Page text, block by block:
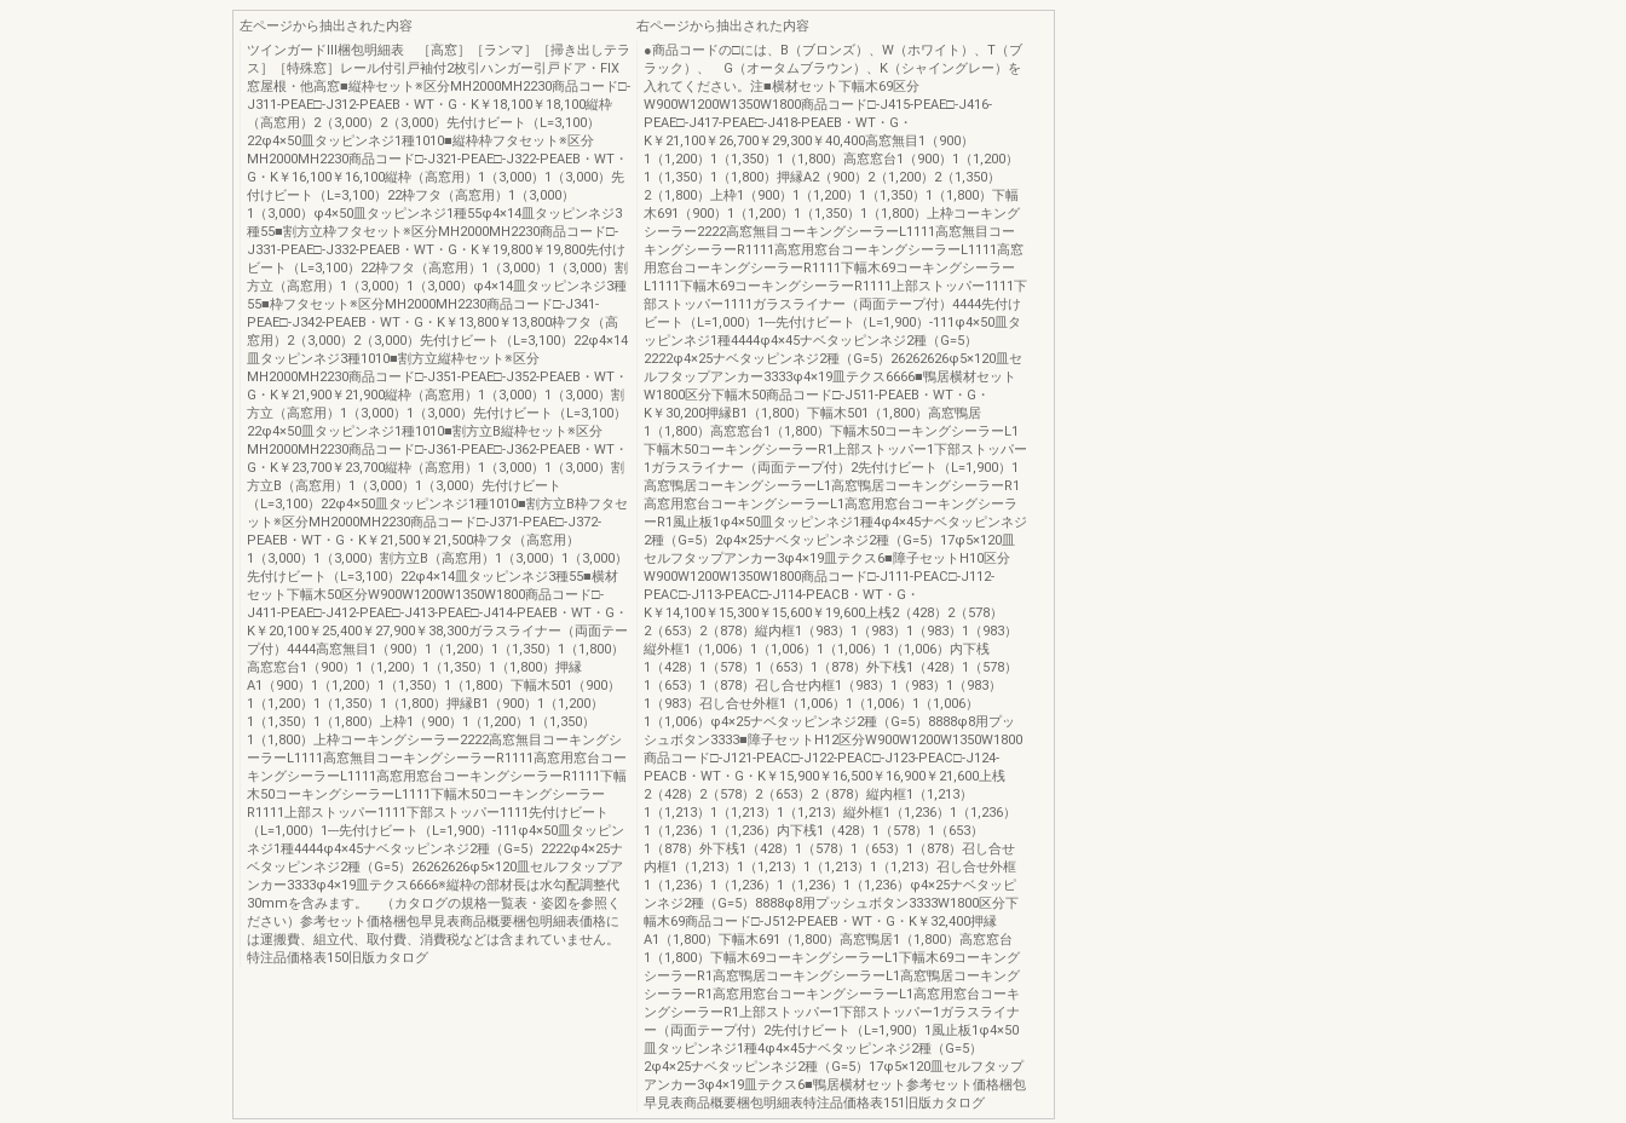
左ページから抽出された内容
ツインガードⅢ梱包明細表 ［高窓］［ランマ］［掃き出しテラ
ス］［特殊窓］レール付引戸袖付2枚引ハンガー引戸ドア・FIX
窓屋根・他高窓■縦枠セット※区分MH2000MH2230商品コード□-
J311-PEAE□-J312-PEAEB・WT・G・K￥18,100￥18,100縦枠
（高窓用）2（3,000）2（3,000）先付けビート（L=3,100）
22φ4×50皿タッピンネジ1種1010■縦枠枠フタセット※区分
MH2000MH2230商品コード□-J321-PEAE□-J322-PEAEB・WT・
G・K￥16,100￥16,100縦枠（高窓用）1（3,000）1（3,000）先
付けビート（L=3,100）22枠フタ（高窓用）1（3,000）
1（3,000）φ4×50皿タッピンネジ1種55φ4×14皿タッピンネジ3
種55■割方立枠フタセット※区分MH2000MH2230商品コード□-
J331-PEAE□-J332-PEAEB・WT・G・K￥19,800￥19,800先付け
ビート（L=3,100）22枠フタ（高窓用）1（3,000）1（3,000）割
方立（高窓用）1（3,000）1（3,000）φ4×14皿タッピンネジ3種
55■枠フタセット※区分MH2000MH2230商品コード□-J341-
PEAE□-J342-PEAEB・WT・G・K￥13,800￥13,800枠フタ（高
窓用）2（3,000）2（3,000）先付けビート（L=3,100）22φ4×14
皿タッピンネジ3種1010■割方立縦枠セット※区分
MH2000MH2230商品コード□-J351-PEAE□-J352-PEAEB・WT・
G・K￥21,900￥21,900縦枠（高窓用）1（3,000）1（3,000）割
方立（高窓用）1（3,000）1（3,000）先付けビート（L=3,100）
22φ4×50皿タッピンネジ1種1010■割方立B縦枠セット※区分
MH2000MH2230商品コード□-J361-PEAE□-J362-PEAEB・WT・
G・K￥23,700￥23,700縦枠（高窓用）1（3,000）1（3,000）割
方立B（高窓用）1（3,000）1（3,000）先付けビート
（L=3,100）22φ4×50皿タッピンネジ1種1010■割方立B枠フタセ
ット※区分MH2000MH2230商品コード□-J371-PEAE□-J372-
PEAEB・WT・G・K￥21,500￥21,500枠フタ（高窓用）
1（3,000）1（3,000）割方立B（高窓用）1（3,000）1（3,000）
先付けビート（L=3,100）22φ4×14皿タッピンネジ3種55■横材
セット下幅木50区分W900W1200W1350W1800商品コード□-
J411-PEAE□-J412-PEAE□-J413-PEAE□-J414-PEAEB・WT・G・
K￥20,100￥25,400￥27,900￥38,300ガラスライナー（両面テー
プ付）4444高窓無目1（900）1（1,200）1（1,350）1（1,800）
高窓窓台1（900）1（1,200）1（1,350）1（1,800）押縁
A1（900）1（1,200）1（1,350）1（1,800）下幅木501（900）
1（1,200）1（1,350）1（1,800）押縁B1（900）1（1,200）
1（1,350）1（1,800）上枠1（900）1（1,200）1（1,350）
1（1,800）上枠コーキングシーラー2222高窓無目コーキングシ
ーラーL1111高窓無目コーキングシーラーR1111高窓用窓台コー
キングシーラーL1111高窓用窓台コーキングシーラーR1111下幅
木50コーキングシーラーL1111下幅木50コーキングシーラー
R1111上部ストッパー1111下部ストッパー1111先付けビート
（L=1,000）1---先付けビート（L=1,900）-111φ4×50皿タッピン
ネジ1種4444φ4×45ナベタッピンネジ2種（G=5）2222φ4×25ナ
ベタッピンネジ2種（G=5）26262626φ5×120皿セルフタップア
ンカー3333φ4×19皿テクス6666※縦枠の部材長は水勾配調整代
30mmを含みます。 （カタログの規格一覧表・姿図を参照く
ださい）参考セット価格梱包早見表商品概要梱包明細表価格に
は運搬費、組立代、取付費、消費税などは含まれていません。
特注品価格表150旧版カタログ
右ページから抽出された内容
●商品コードの□には、B（ブロンズ）、W（ホワイト）、T（ブ
ラック）、 G（オータムブラウン）、K（シャイングレー）を
入れてください。注■横材セット下幅木69区分
W900W1200W1350W1800商品コード□-J415-PEAE□-J416-
PEAE□-J417-PEAE□-J418-PEAEB・WT・G・
K￥21,100￥26,700￥29,300￥40,400高窓無目1（900）
1（1,200）1（1,350）1（1,800）高窓窓台1（900）1（1,200）
1（1,350）1（1,800）押縁A2（900）2（1,200）2（1,350）
2（1,800）上枠1（900）1（1,200）1（1,350）1（1,800）下幅
木691（900）1（1,200）1（1,350）1（1,800）上枠コーキング
シーラー2222高窓無目コーキングシーラーL1111高窓無目コー
キングシーラーR1111高窓用窓台コーキングシーラーL1111高窓
用窓台コーキングシーラーR1111下幅木69コーキングシーラー
L1111下幅木69コーキングシーラーR1111上部ストッパー1111下
部ストッパー1111ガラスライナー（両面テープ付）4444先付け
ビート（L=1,000）1---先付けビート（L=1,900）-111φ4×50皿タ
ッピンネジ1種4444φ4×45ナベタッピンネジ2種（G=5）
2222φ4×25ナベタッピンネジ2種（G=5）26262626φ5×120皿セ
ルフタップアンカー3333φ4×19皿テクス6666■鴨居横材セット
W1800区分下幅木50商品コード□-J511-PEAEB・WT・G・
K￥30,200押縁B1（1,800）下幅木501（1,800）高窓鴨居
1（1,800）高窓窓台1（1,800）下幅木50コーキングシーラーL1
下幅木50コーキングシーラーR1上部ストッパー1下部ストッパー
1ガラスライナー（両面テープ付）2先付けビート（L=1,900）1
高窓鴨居コーキングシーラーL1高窓鴨居コーキングシーラーR1
高窓用窓台コーキングシーラーL1高窓用窓台コーキングシーラ
ーR1風止板1φ4×50皿タッピンネジ1種4φ4×45ナベタッピンネジ
2種（G=5）2φ4×25ナベタッピンネジ2種（G=5）17φ5×120皿
セルフタップアンカー3φ4×19皿テクス6■障子セットH10区分
W900W1200W1350W1800商品コード□-J111-PEAC□-J112-
PEAC□-J113-PEAC□-J114-PEACB・WT・G・
K￥14,100￥15,300￥15,600￥19,600上桟2（428）2（578）
2（653）2（878）縦内框1（983）1（983）1（983）1（983）
縦外框1（1,006）1（1,006）1（1,006）1（1,006）内下桟
1（428）1（578）1（653）1（878）外下桟1（428）1（578）
1（653）1（878）召し合せ内框1（983）1（983）1（983）
1（983）召し合せ外框1（1,006）1（1,006）1（1,006）
1（1,006）φ4×25ナベタッピンネジ2種（G=5）8888φ8用プッ
シュボタン3333■障子セットH12区分W900W1200W1350W1800
商品コード□-J121-PEAC□-J122-PEAC□-J123-PEAC□-J124-
PEACB・WT・G・K￥15,900￥16,500￥16,900￥21,600上桟
2（428）2（578）2（653）2（878）縦内框1（1,213）
1（1,213）1（1,213）1（1,213）縦外框1（1,236）1（1,236）
1（1,236）1（1,236）内下桟1（428）1（578）1（653）
1（878）外下桟1（428）1（578）1（653）1（878）召し合せ
内框1（1,213）1（1,213）1（1,213）1（1,213）召し合せ外框
1（1,236）1（1,236）1（1,236）1（1,236）φ4×25ナベタッピ
ンネジ2種（G=5）8888φ8用プッシュボタン3333W1800区分下
幅木69商品コード□-J512-PEAEB・WT・G・K￥32,400押縁
A1（1,800）下幅木691（1,800）高窓鴨居1（1,800）高窓窓台
1（1,800）下幅木69コーキングシーラーL1下幅木69コーキング
シーラーR1高窓鴨居コーキングシーラーL1高窓鴨居コーキング
シーラーR1高窓用窓台コーキングシーラーL1高窓用窓台コーキ
ングシーラーR1上部ストッパー1下部ストッパー1ガラスライナ
ー（両面テープ付）2先付けビート（L=1,900）1風止板1φ4×50
皿タッピンネジ1種4φ4×45ナベタッピンネジ2種（G=5）
2φ4×25ナベタッピンネジ2種（G=5）17φ5×120皿セルフタップ
アンカー3φ4×19皿テクス6■鴨居横材セット参考セット価格梱包
早見表商品概要梱包明細表特注品価格表151旧版カタログ